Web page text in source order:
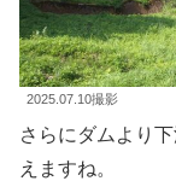
2025.07.10撮影
さらにダムより
えますね。